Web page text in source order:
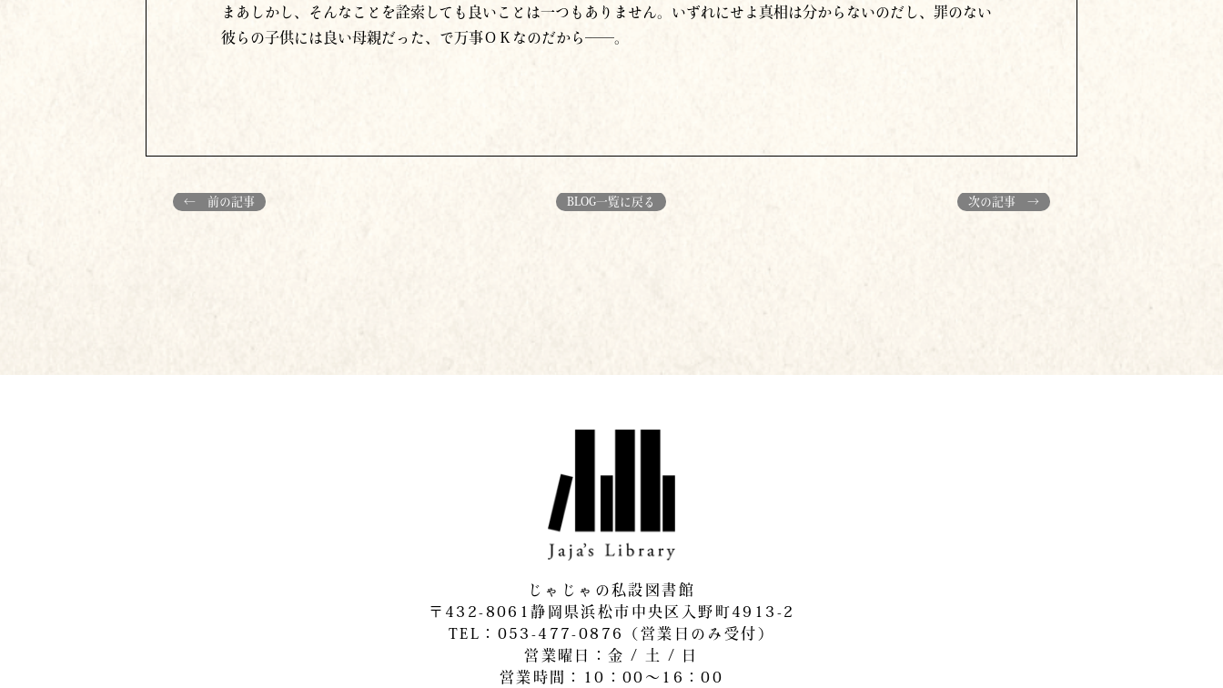
まあしかし、そんなことを詮索しても良いことは一つもありません。いずれにせよ真相は分からないのだし、罪のない
彼らの子供には良い母親だった、で万事ＯＫなのだから──。
← 前の記事 BLOG一覧に戻る 次の記事 →
じゃじゃの私設図書館
〒432-8061静岡県浜松市中央区入野町4913-2
​TEL：053-477-0876（営業日のみ受付）
営業曜日：金 / 土 / 日
営業時間：10：00～16：00